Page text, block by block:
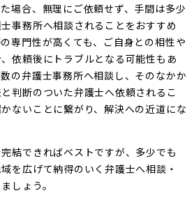
場合、無理にご依頼せず、手間は多少
事務所へ相談されることをおすすめ
専門性が高くても、ご自身との相性や
依頼後にトラブルとなる可能性もあ
の弁護士事務所へ相談し、そのなかか
判断のついた弁護士へ依頼されるこ
ないことに繋がり、解決への近道にな
結できればベストですが、多少でも
を広げて納得のいく弁護士へ相談・
しょう。